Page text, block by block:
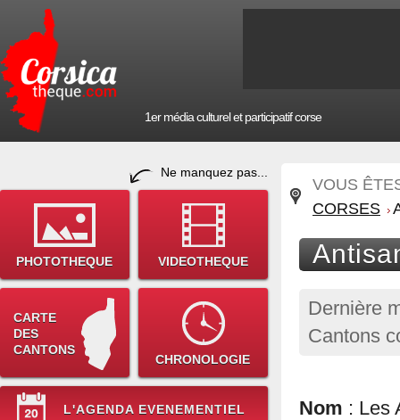
1er média culturel et participatif corse
Ne manquez pas...
PHOTOTHEQUE VIDEOTHEQUE
CARTE
DES
CANTONS
CHRONOLOGIE
L'AGENDA EVENEMENTIEL
VOUS
CORSES
Dernière
Cantons
Nom : Les